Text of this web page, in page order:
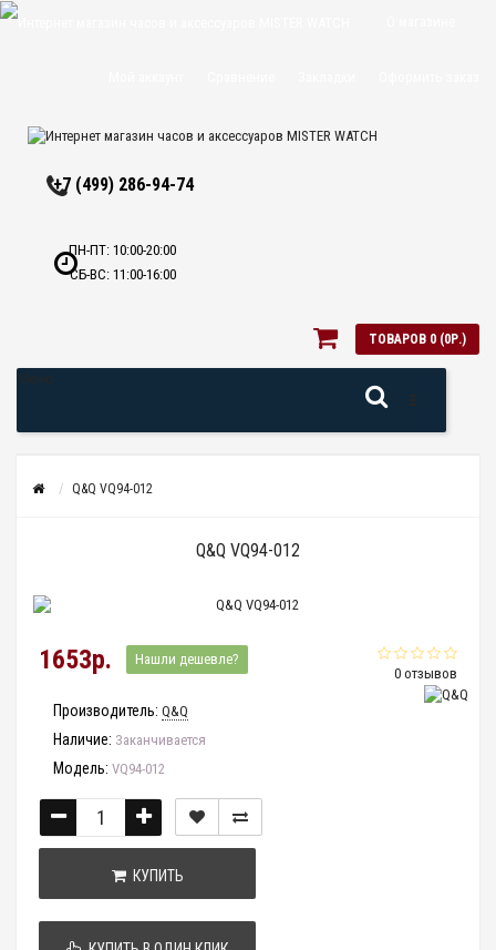
+7 (499) 286-94-74
ПН-ПТ: 10:00-20:00
СБ-ВС: 11:00-16:00
ТОВАРОВ 0 (0Р.)
Q&Q VQ94-012
Q&Q VQ94-012
0 отзывов
1653р. Нашли дешевле?
Производитель: Q&Q
Наличие: Заканчивается
Модель: VQ94-012
КУПИТЬ